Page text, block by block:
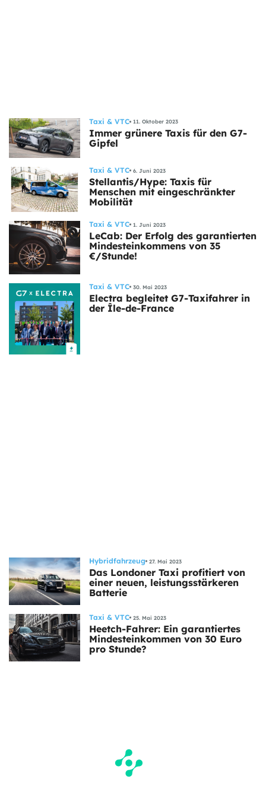
Taxi & VTC 11. Oktober 2023
Immer grünere Taxis für den G7-
Gipfel
Taxi & VTC 6. Juni 2023
Stellantis/Hype: Taxis für
Menschen mit eingeschränkter
Mobilität
Taxi & VTC 1. Juni 2023
LeCab: Der Erfolg des garantierten
Mindesteinkommens von 35
€/Stunde!
Taxi & VTC 30. Mai 2023
Electra begleitet G7-Taxifahrer in
der Île-de-France
Hybridfahrzeug 27. Mai 2023
Das Londoner Taxi profitiert von
einer neuen, leistungsstärkeren
Batterie
Taxi & VTC 25. Mai 2023
Heetch-Fahrer: Ein garantiertes
Mindesteinkommen von 30 Euro
pro Stunde?